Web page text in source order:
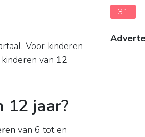
Voor kinderen
van 12
12 jaar?
van 6 tot en
31